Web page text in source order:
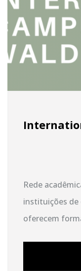
Rede
instituições
oferecem